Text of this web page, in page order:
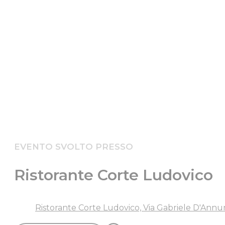
EVENTO SVOLTO PRESSO
Ristorante Corte Ludovico
Ristorante Corte Ludovico, Via Gabriele